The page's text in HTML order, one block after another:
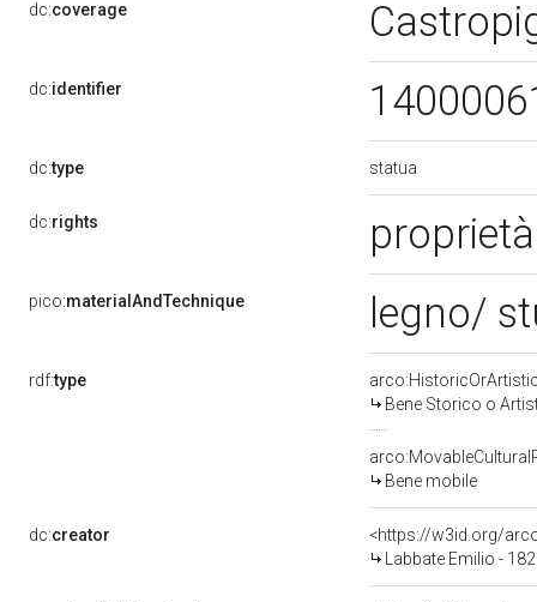
dc:coverage
dc:identifier
dc:type statua
dc:rights
pico:materialAndTechnique legno/
rdf:type
Bene Storico o
Bene mobile
dc:creator
<https://w3id.org/
Labbate Emilio -